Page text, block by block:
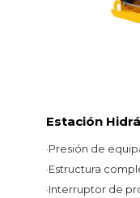
Estación
·Presión de
·Estructura
·Interruptor de